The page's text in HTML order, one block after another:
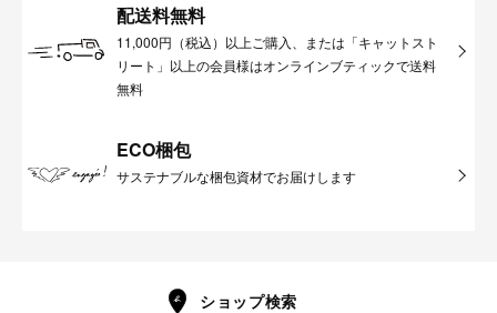
配送料無料
11,000円（税込）以上ご購入、または「キャットスト
リート」以上の会員様はオンラインブティックで送料
無料
ECO梱包
サステナブルな梱包資材でお届けします
ショップ検索